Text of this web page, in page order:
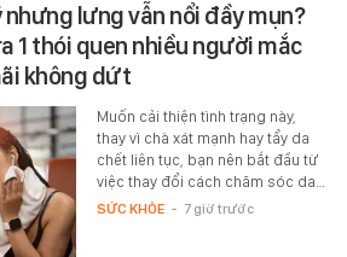
nhưng lưng vẫn nổi đầy mụn?
1 thói quen nhiều người mắc
không dứt
Muốn cải thiện tình trạng này,
thay vì chà xát mạnh hay tẩy da
chết liên tục, bạn nên bắt đầu từ
việc thay đổi cách chăm sóc da…
SỨC KHỎE - 7 giờ trước